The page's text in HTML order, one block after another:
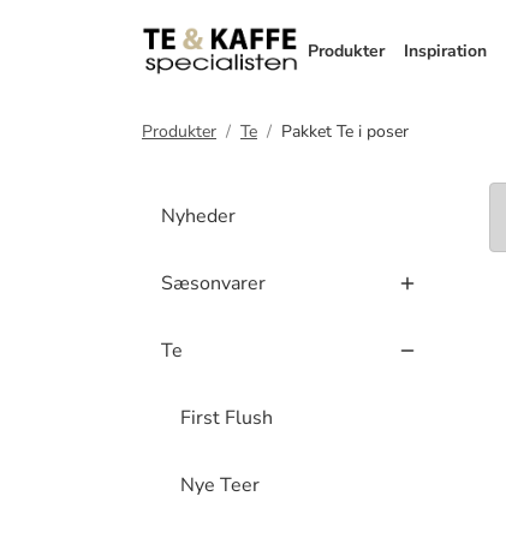
Produkter Inspiration
Produkter Te Pakket Te i poser
Nyheder
Sæsonvarer
Te
First Flush
Nye Teer